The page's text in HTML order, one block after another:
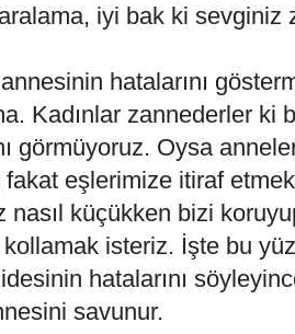
iyi bak ki sevginiz
hatalarını
Kadınlar zannederler ki
görmüyoruz. Oysa
fakat eşlerimize itiraf
nasıl küçükken bizi
isteriz. İşte bu
hatalarını
savunur.